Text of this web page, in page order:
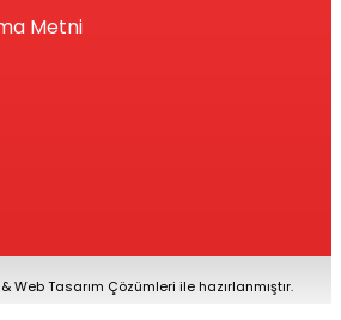
Metni
&Web Tasarım Çözümleri ile hazırlanmıştır.